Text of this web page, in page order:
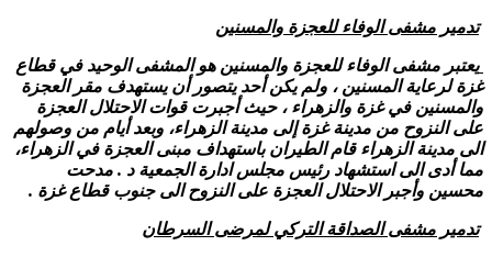
تدمير مشفى الوفاء للعجزة والمسنين
يعتبر مشفى الوفاء للعجزة والمسنين هو المشفى الوحيد في قطاع
غزة لرعاية المسنين ، ولم يكن أحد يتصور أن يستهدف مقر العجزة
والمسنين في غزة والزهراء ، حيث أجبرت قوات الاحتلال العجزة
على النزوح من مدينة غزة إلى مدينة الزهراء، وبعد أيام من وصولهم
الى مدينة الزهراء قام الطيران باستهداف مبنى العجزة في الزهراء،
مما أدى الى استشهاد رئيس مجلس ادارة الجمعية د . مدحت
محسين وأجبر الاحتلال العجزة على النزوح الى جنوب قطاع غزة .
تدمير مشفى الصداقة التركي لمرضى السرطان